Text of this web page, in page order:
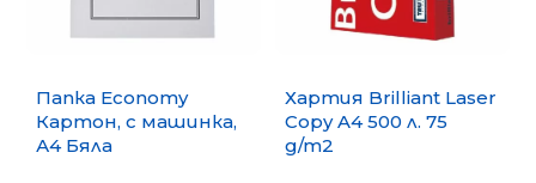
Папка Economy
Картон, с машинка,
А4 Бяла
Хартия Brilliant Laser
Copy A4 500 л. 75
g/m2